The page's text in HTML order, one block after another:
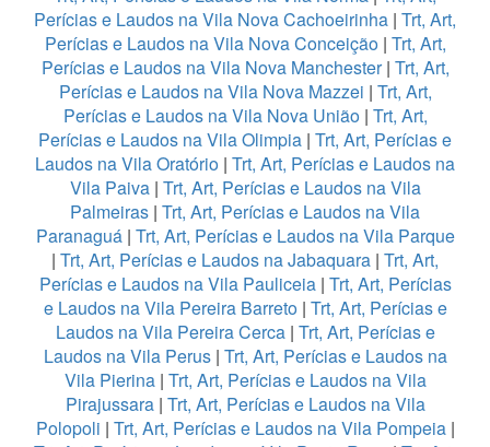
Perícias e Laudos na Vila Nova Cachoeirinha | Trt, Art,
Perícias e Laudos na Vila Nova Conceição| Trt, Art,
Perícias e Laudos na Vila Nova Manchester| Trt, Art,
Perícias e Laudos na Vila Nova Mazzei | Trt, Art,
Perícias e Laudos na Vila Nova União| Trt, Art,
Perícias e Laudos na Vila Olimpia | Trt, Art, Perícias e
Laudos na Vila Oratório | Trt, Art, Perícias e Laudos na
Vila Paiva| Trt, Art, Perícias e Laudos na Vila
Palmeiras | Trt, Art, Perícias e Laudos na Vila
Paranaguá| Trt, Art, Perícias e Laudos na Vila Parque
| Trt, Art, Perícias e Laudos na Jabaquara | Trt, Art,
Perícias e Laudos na Vila Pauliceia| Trt, Art, Perícias
e Laudos na Vila Pereira Barreto| Trt, Art, Perícias e
Laudos na Vila Pereira Cerca| Trt, Art, Perícias e
Laudos na Vila Perus| Trt, Art, Perícias e Laudos na
Vila Pierina| Trt, Art, Perícias e Laudos na Vila
Pirajussara| Trt, Art, Perícias e Laudos na Vila
Polopoli | Trt, Art, Perícias e Laudos na Vila Pompeia|